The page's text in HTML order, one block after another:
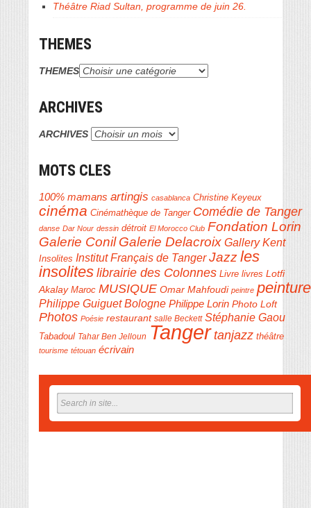
Théâtre Riad Sultan, programme de juin 26.
THEMES
THEMES
ARCHIVES
ARCHIVES
MOTS CLES
100% mamans artingis casablanca Christine Keyeux
cinéma Cinémathèque de Tanger Comédie de Tanger
danse Dar Nour dessin détroit El Morocco Club Fondation Lorin
Galerie Conil Galerie Delacroix Gallery Kent
Insolites Institut Français de Tanger Jazzles
insolites librairie des Colonnes Livre livres Lotfi
Akalay Maroc MUSIQUE Omar Mahfoudi peintre peinture
Philippe Guiguet Bologne Philippe Lorin Photo Loft
Photos Poésie restaurant salle Beckett Stéphanie Gaou
Tabadoul Tahar Ben Jelloun Tanger tanjazz théâtre
tourisme tétouan écrivain